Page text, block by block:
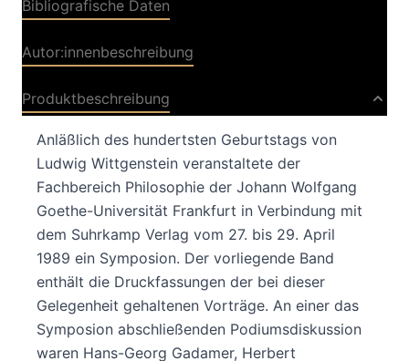
Bibliografische Daten
Autor:innenbeschreibung
Produktbeschreibung
Anläßlich des hundertsten Geburtstags von
Ludwig Wittgenstein veranstaltete der
Fachbereich Philosophie der Johann Wolfgang
Goethe-Universität Frankfurt in Verbindung mit
dem Suhrkamp Verlag vom 27. bis 29. April
1989 ein Symposion. Der vorliegende Band
enthält die Druckfassungen der bei dieser
Gelegenheit gehaltenen Vorträge. An einer das
Symposion abschließenden Podiumsdiskussion
waren Hans-Georg Gadamer, Herbert